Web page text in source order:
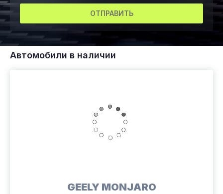
ОТПРАВИТЬ
Автомобили в наличии
GEELY MONJARO